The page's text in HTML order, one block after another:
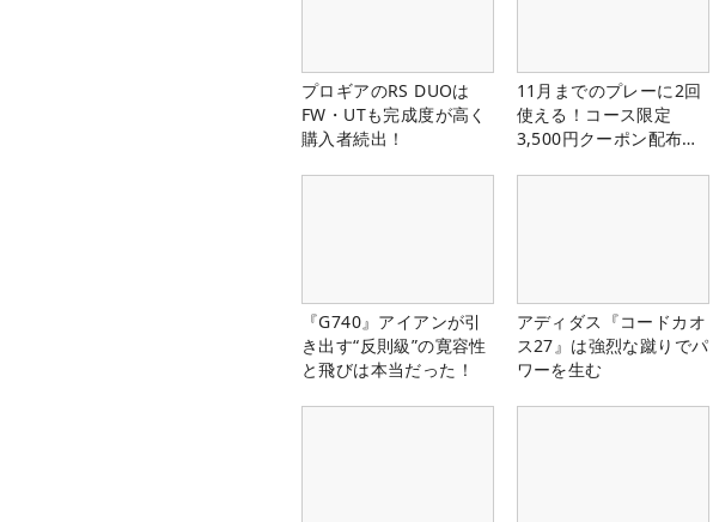
プロギアのRS DUOは
FW・UTも完成度が高く
購入者続出！
11月までのプレーに2回
使える！コース限定
3,500円クーポン配布
『G740』アイアンが引
き出す“反則級”の寛容性
と飛びは本当だった！
アディダス『コードカオ
ス27』は強烈な蹴りでパ
ワーを生む